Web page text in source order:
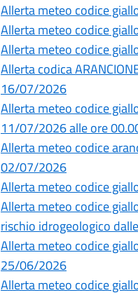
Allerta meteo codice
Allerta meteo codice
Allerta meteo codice
Allerta codica
16/07/2026
Allerta meteo codice
11/07/2026 alle ore
Allerta meteo codice
02/07/2026
Allerta meteo codice
Allerta meteo codice
rischio idrogeologico
Allerta meteo codice
25/06/2026
Allerta meteo codice